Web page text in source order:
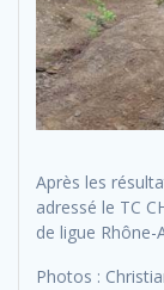
Après les
adressé le TC
de ligue Rhône-
Photos :